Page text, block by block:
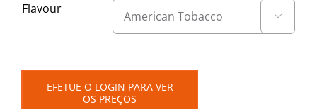
Flavour 
EFETUE O LOGIN PARA VER
OS PREÇOS